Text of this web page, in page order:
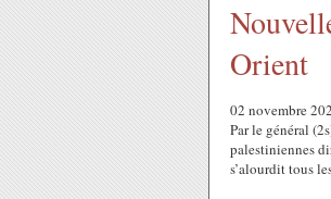
Orient
02 novembre
Par le général
palestiniennes
s’alourdit tous